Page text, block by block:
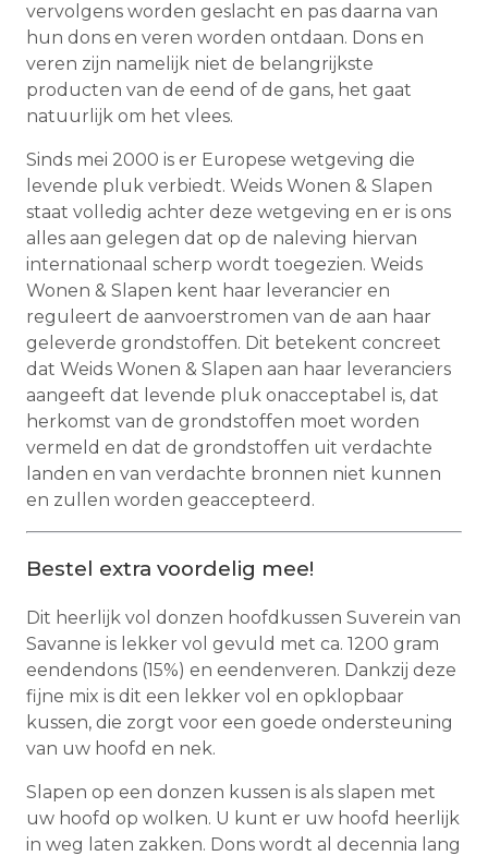
vervolgens worden geslacht en pas daarna van
hun dons en veren worden ontdaan. Dons en
veren zijn namelijk niet de belangrijkste
producten van de eend of de gans, het gaat
natuurlijk om het vlees.
Sinds mei 2000 is er Europese wetgeving die
levende pluk verbiedt. Weids Wonen & Slapen
staat volledig achter deze wetgeving en er is ons
alles aan gelegen dat op de naleving hiervan
internationaal scherp wordt toegezien. Weids
Wonen & Slapen kent haar leverancier en
reguleert de aanvoerstromen van de aan haar
geleverde grondstoffen. Dit betekent concreet
dat Weids Wonen & Slapen aan haar leveranciers
aangeeft dat levende pluk onacceptabel is, dat
herkomst van de grondstoffen moet worden
vermeld en dat de grondstoffen uit verdachte
landen en van verdachte bronnen niet kunnen
en zullen worden geaccepteerd.
Bestel extra voordelig mee!
Dit heerlijk vol donzen hoofdkussen Suverein van
Savanne is lekker vol gevuld met ca. 1200 gram
eendendons (15%) en eendenveren. Dankzij deze
fijne mix is dit een lekker vol en opklopbaar
kussen, die zorgt voor een goede ondersteuning
van uw hoofd en nek.
Slapen op een donzen kussen is als slapen met
uw hoofd op wolken. U kunt er uw hoofd heerlijk
in weg laten zakken. Dons wordt al decennia lang